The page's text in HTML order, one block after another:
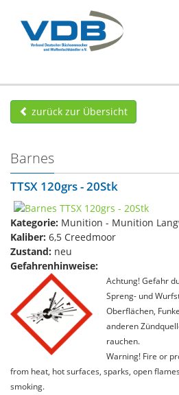
zurück zur Übersicht
Barnes
TTSX 120grs - 20Stk
Kategorie: Munition - Munition
Kaliber: 6,5 Creedmoor
Zustand: neu
Gefahrenhinweise:
Achtung! Gefahr
Spreng- und
Oberflächen,
anderen
rauchen.
Warning! Fire or
from heat, hot surfaces, sparks, open
smoking.